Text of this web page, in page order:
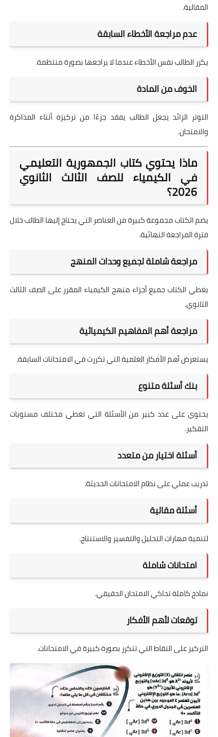
المقالية.
عدم مراجعة الأخطاء السابقة
يكرر الطالب نفس الأخطاء عندما لا يراجعها بصورة منتظمة.
الخوف من المادة
التوتر الزائد يجعل الطالب يفقد جزءًا من تركيزه أثناء المذاكرة
والامتحان.
ماذا يحتوي كتاب الجمهورية التعليمي
في الكيمياء للصف الثالث الثانوي
2026؟
يضم الكتاب مجموعة كبيرة من العناصر التي يحتاج إليها الطالب خلال
فترة المراجعة النهائية.
مراجعة شاملة لجميع وحدات المنهج
يغطي الكتاب جميع أجزاء منهج الكيمياء المقرر على الصف الثالث
الثانوي.
مراجعة أهم المفاهيم الكيميائية
يستعرض أهم الأفكار العلمية التي تكررت في الامتحانات السابقة.
بنك أسئلة متنوع
يحتوي على عدد كبير من الأسئلة التي تغطي مختلف مستويات
التفكير.
أسئلة اختيار من متعدد
تدريب عملي على نظام الامتحانات الحديثة.
أسئلة مقالية
لتنمية مهارات التحليل والتفسير والاستنتاج.
امتحانات شاملة
نماذج كاملة تحاكي الامتحان الحقيقي.
توقعات لأهم الأفكار
التركيز على النقاط التي تتكرر بصورة كبيرة في الامتحانات.